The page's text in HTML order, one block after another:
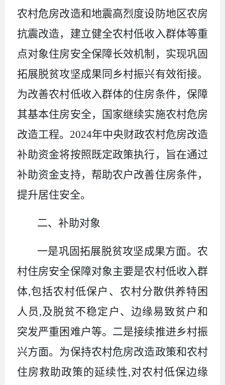
农村危房改造和地震高烈度设防地区农房
抗震改造， 建立健全农村低收入群体等重
点对象住房安全保障长效机制 ， 实现巩固
拓展脱贫攻坚成果同乡村振兴有效衔接。
为改善农村低收入群体的住房条件，保障
其基本住房安全，国家继续实施农村危房
改造工程。 2024年中央财政农村危房改造
补助资金将按照既定政策执行，旨在通过
补助资金支持，帮助农户改善住房条件，
提升居住安全。
二、补助对象
一是巩固拓展脱贫攻坚成果方面。 农
村住房安全保障对象主要是农村低收入群
体,包括农村低保户、农村分散供养特困
人员,及脱贫不稳定户、边缘易致贫户和
突发严重困难户等。 二是接续推进乡村振
兴方面。 为保持农村危房改造政策和农村
住房救助政策的延续性,对农村低保边缘